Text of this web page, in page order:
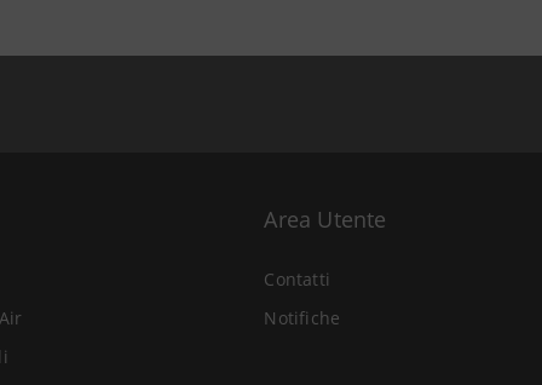
Area Utente
Contatti
Notifiche